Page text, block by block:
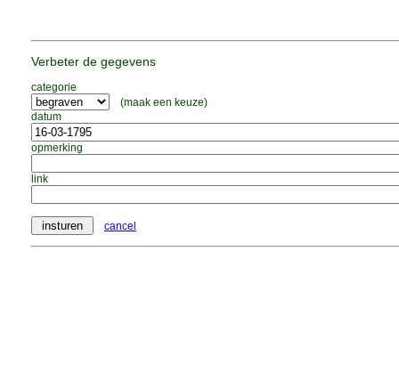
Verbeter de gegevens
categorie
(maak een keuze)
datum
opmerking
link
cancel